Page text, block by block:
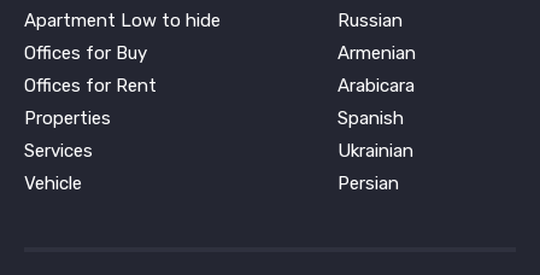
Apartment Low to hide
Offices for Buy
Offices for Rent
Properties
Services
Vehicle
Russian
Armenian
Arabicara
Spanish
Ukrainian
Persian